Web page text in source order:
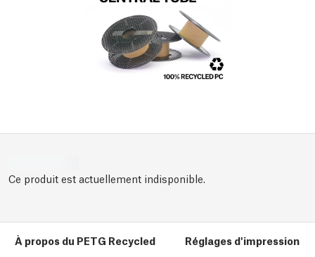
Ce produit est actuellement indisponible.
À propos du PETG Recycled Réglages d'impression